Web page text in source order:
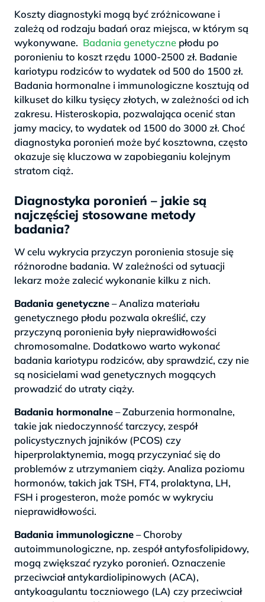
Koszty diagnostyki mogą być zróżnicowane i
zależą od rodzaju badań oraz miejsca, w którym są
wykonywane. Badania genetyczne płodu po
poronieniu to koszt rzędu 1000-2500 zł. Badanie
kariotypu rodziców to wydatek od 500 do 1500 zł.
Badania hormonalne i immunologiczne kosztują od
kilkuset do kilku tysięcy złotych, w zależności od ich
zakresu. Histeroskopia, pozwalająca ocenić stan
jamy macicy, to wydatek od 1500 do 3000 zł. Choć
diagnostyka poronień może być kosztowna, często
okazuje się kluczowa w zapobieganiu kolejnym
stratom ciąż.
Diagnostyka poronień – jakie są
najczęściej stosowane metody
badania?
W celu wykrycia przyczyn poronienia stosuje się
różnorodne badania. W zależności od sytuacji
lekarz może zalecić wykonanie kilku z nich.
Badania genetyczne– Analiza materiału
genetycznego płodu pozwala określić, czy
przyczyną poronienia były nieprawidłowości
chromosomalne. Dodatkowo warto wykonać
badania kariotypu rodziców, aby sprawdzić, czy nie
są nosicielami wad genetycznych mogących
prowadzić do utraty ciąży.
Badania hormonalne– Zaburzenia hormonalne,
takie jak niedoczynność tarczycy, zespół
policystycznych jajników (PCOS) czy
hiperprolaktynemia, mogą przyczyniać się do
problemów z utrzymaniem ciąży. Analiza poziomu
hormonów, takich jak TSH, FT4, prolaktyna, LH,
FSH i progesteron, może pomóc w wykryciu
nieprawidłowości.
Badania immunologiczne– Choroby
autoimmunologiczne, np. zespół antyfosfolipidowy,
mogą zwiększać ryzyko poronień. Oznaczenie
przeciwciał antykardiolipinowych (ACA),
antykoagulantu toczniowego (LA) czy przeciwciał